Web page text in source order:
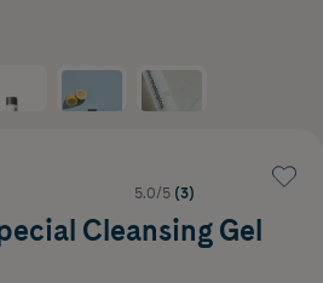
5.0/5 (3)
Cleansing Gel